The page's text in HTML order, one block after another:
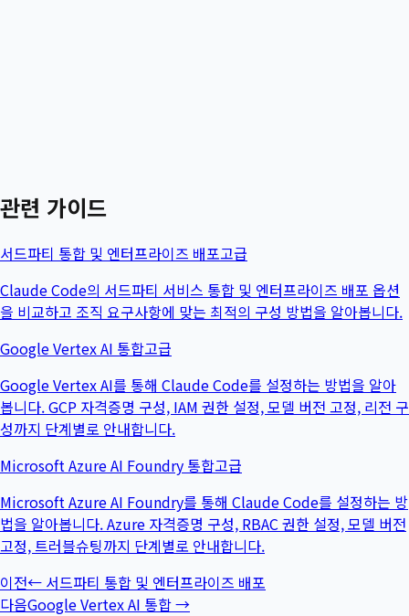
관련 가이드
서드파티 통합 및 엔터프라이즈 배포고급
Claude Code의 서드파티 서비스 통합 및 엔터프라이즈 배포 옵션
을 비교하고 조직 요구사항에 맞는 최적의 구성 방법을 알아봅니다.
Google Vertex AI 통합고급
Google Vertex AI를 통해 Claude Code를 설정하는 방법을 알아
봅니다. GCP 자격증명 구성, IAM 권한 설정, 모델 버전 고정, 리전 구
성까지 단계별로 안내합니다.
Microsoft Azure AI Foundry 통합고급
Microsoft Azure AI Foundry를 통해 Claude Code를 설정하는 방
법을 알아봅니다. Azure 자격증명 구성, RBAC 권한 설정, 모델 버전
고정, 트러블슈팅까지 단계별로 안내합니다.
이전← 서드파티 통합 및 엔터프라이즈 배포
다음Google Vertex AI 통합→